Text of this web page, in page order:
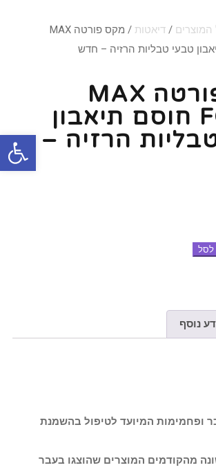
המוצרים / דיאטות
/ מקס פורטה MAX
מקס פורטה MAX
FORTE חוסם תיאבון
הרזיה –
לסל
נוסף
ופחמימות המיועד לטיפול בהשמנת
מהקודמים המוצרים שהוצגו בעבר
פתח